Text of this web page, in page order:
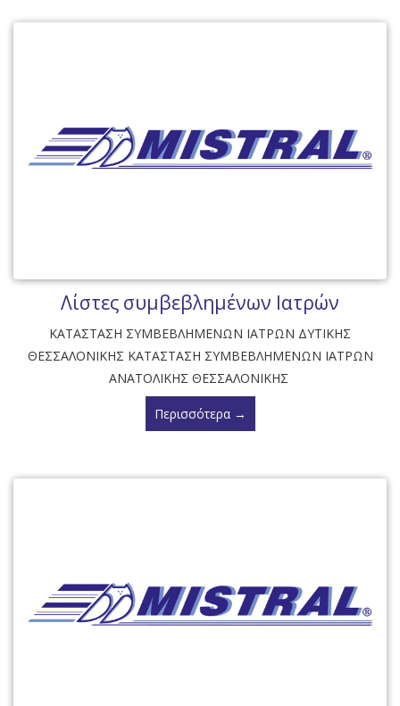
Λίστες συμβεβλημένων Ιατρών
ΚΑΤΑΣΤΑΣΗ ΣΥΜΒΕΒΛΗΜΕΝΩΝ ΙΑΤΡΩΝ ΔΥΤΙΚΗΣ
ΘΕΣΣΑΛΟΝΙΚΗΣ ΚΑΤΑΣΤΑΣΗ ΣΥΜΒΕΒΛΗΜΕΝΩΝ ΙΑΤΡΩΝ
ΑΝΑΤΟΛΙΚΗΣ ΘΕΣΣΑΛΟΝΙΚΗΣ
Περισσότερα →